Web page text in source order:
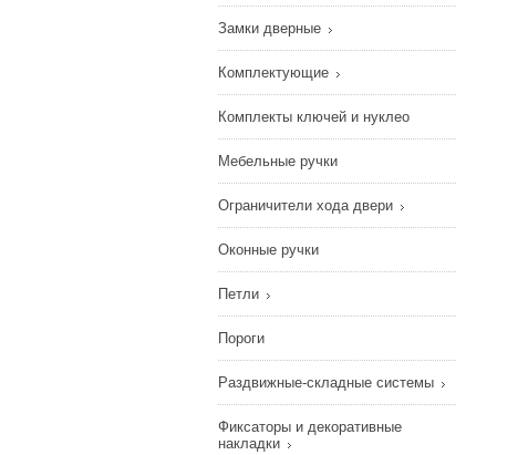
Замки дверные
Комплектующие
Комплекты ключей и нуклео
Мебельные ручки
Ограничители хода двери
Оконные ручки
Петли
Пороги
Раздвижные-складные системы
Фиксаторы и декоративные
накладки